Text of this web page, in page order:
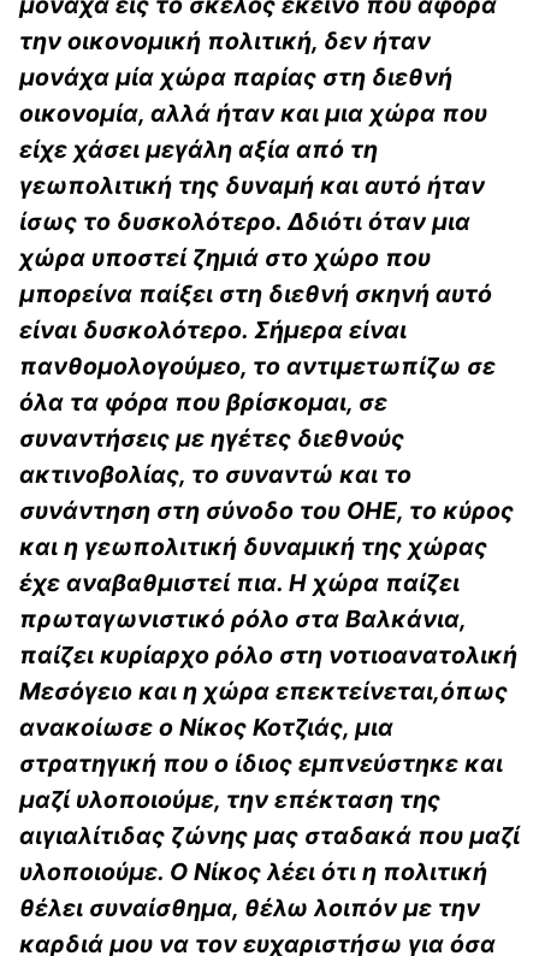
την οικονομική πολιτική, δεν ήταν
μονάχα μία χώρα παρίας στη διεθνή
οικονομία, αλλά ήταν και μια χώρα που
είχε χάσει μεγάλη αξία από τη
γεωπολιτική της δυναμή και αυτό ήταν
ίσως το δυσκολότερο. Δδιότι όταν μια
χώρα υποστεί ζημιά στο χώρο που
μπορείνα παίξει στη διεθνή σκηνή αυτό
είναι δυσκολότερο. Σήμερα είναι
πανθομολογούμεο, το αντιμετωπίζω σε
όλα τα φόρα που βρίσκομαι, σε
συναντήσεις με ηγέτες διεθνούς
ακτινοβολίας, το συναντώ και το
συνάντηση στη σύνοδο του ΟΗΕ, το κύρος
και η γεωπολιτική δυναμική της χώρας
έχε αναβαθμιστεί πια. Η χώρα παίζει
πρωταγωνιστικό ρόλο στα Βαλκάνια,
παίζει κυρίαρχο ρόλο στη νοτιοανατολική
Μεσόγειο και η χώρα επεκτείνεται,όπως
ανακοίωσε ο Νίκος Κοτζιάς, μια
στρατηγική που ο ίδιος εμπνεύστηκε και
μαζί υλοποιούμε, την επέκταση της
αιγιαλίτιδας ζώνης μας σταδακά που μαζί
υλοποιούμε. Ο Νίκος λέει ότι η πολιτική
θέλει συναίσθημα, θέλω λοιπόν με την
καρδιά μου να τον ευχαριστήσω για όσα